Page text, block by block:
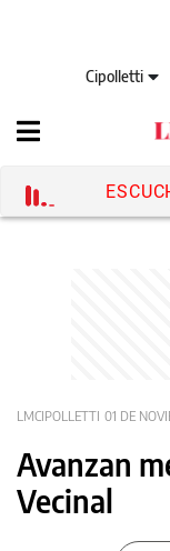
Cipolletti
LMCIPOLLETTI 01 DE
Avanzan
Vecinal